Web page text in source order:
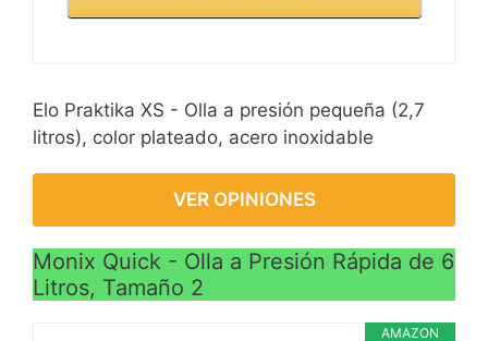
Elo Praktika XS - Olla a presión pequeña (2,7
litros), color plateado, acero inoxidable
VER OPINIONES
Monix Quick - Olla a Presión Rápida de 6
Litros, Tamaño 2
AMAZON